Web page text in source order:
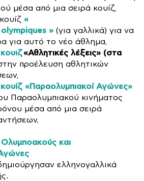
μέσα από μια σειρά κουίζ,
«
olympiques » (για γαλλικά) για να
για αυτό το νέο άθλημα,
«Αθλητικές λέξεις» (στα
προέλευση αθλητικών
«Παραολυμπιακοί Αγώνες»
Παραολυμπιακού κινήματος
μέσα από μια σειρά
και
ελληνογαλλικά